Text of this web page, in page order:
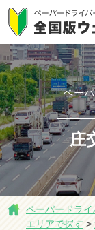
ペー
庄
ペーパードライ
エリアで探す >